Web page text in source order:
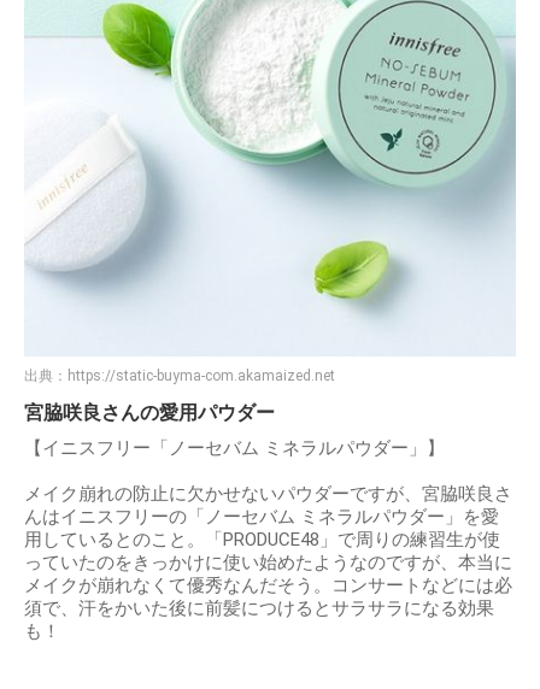
出典： https://static-buyma-com.akamaized.net
宮脇咲良さんの愛用パウダー
【イニスフリー「ノーセバム ミネラルパウダー」】
メイク崩れの防止に欠かせないパウダーですが、宮脇咲良さ
んはイニスフリーの「ノーセバム ミネラルパウダー」を愛
用しているとのこと。「PRODUCE48」で周りの練習生が使
っていたのをきっかけに使い始めたようなのですが、本当に
メイクが崩れなくて優秀なんだそう。コンサートなどには必
須で、汗をかいた後に前髪につけるとサラサラになる効果
も！